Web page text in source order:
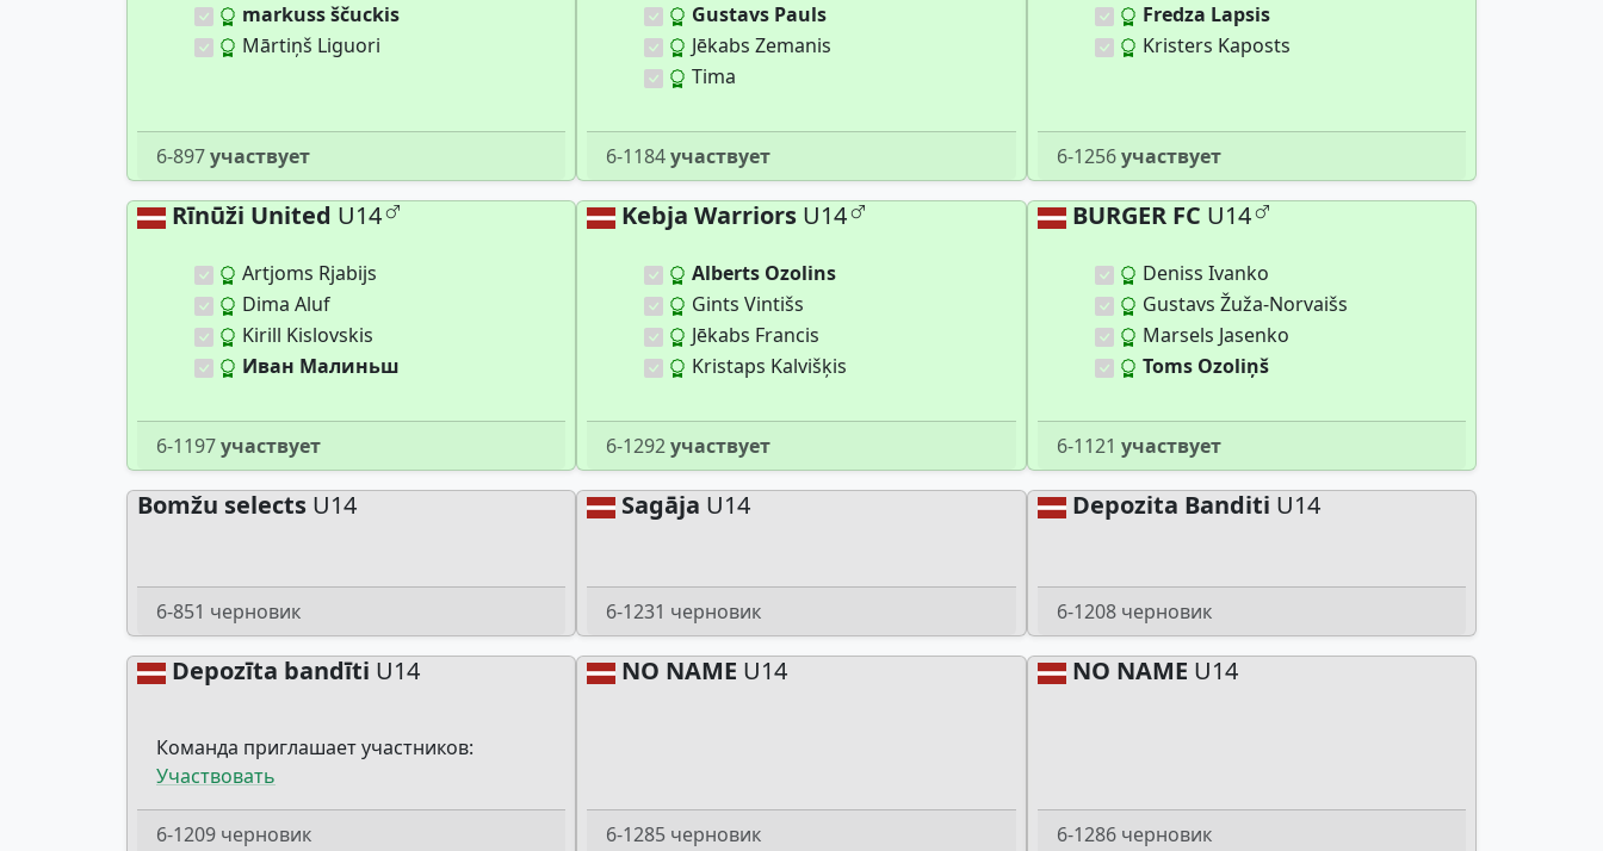
markuss ščuckis
Mārtiņš Liguori
6-897участвует
Gustavs Pauls
Jēkabs Zemanis
Tima
6-1184участвует
Fredza Lapsis
Kristers Kaposts
6-1256участвует
Rīnūži United U14
Artjoms Rjabijs
Dima Aluf
Kirill Kislovskis
Иван Малиньш
6-1197участвует
Kebja Warriors U14
Alberts Ozolins
Gints Vintišs
Jēkabs Francis
Kristaps Kalvišķis
6-1292участвует
BURGER FC U14
Deniss Ivanko
Gustavs Žuža-Norvaišs
Marsels Jasenko
Toms Ozoliņš
6-1121 участвует
Bomžu selects U14
6-851 черновик
Sagāja U14
6-1231 черновик
Depozita Banditi U14
6-1208 черновик
Depozīta bandīti U14
Команда приглашает участников:
Участвовать
6-1209 черновик
NO NAME U14
6-1285 черновик
NO NAME U14
6-1286 черновик